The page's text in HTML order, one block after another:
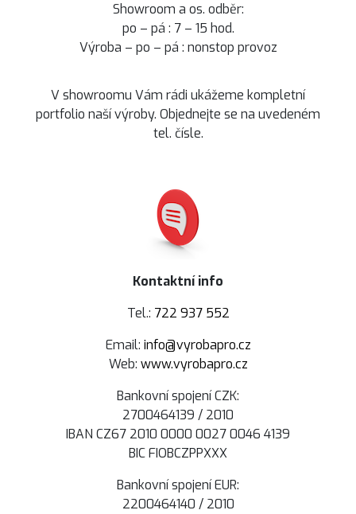
Showroom a os. odběr:
po – pá : 7 – 15 hod.
Výroba – po – pá : nonstop provoz
V showroomu Vám rádi ukážeme kompletní
portfolio naší výroby. Objednejte se na uvedeném
tel. čísle.
Kontaktní info
Tel.: 722 937 552
Email: info@vyrobapro.cz
Web: www.vyrobapro.cz
Bankovní spojení CZK:
2700464139 / 2010
IBAN CZ67 2010 0000 0027 0046 4139
BIC FIOBCZPPXXX
Bankovní spojení EUR:
2200464140 / 2010